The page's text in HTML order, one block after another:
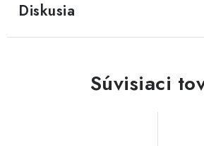
Diskusia
Súvisiaci